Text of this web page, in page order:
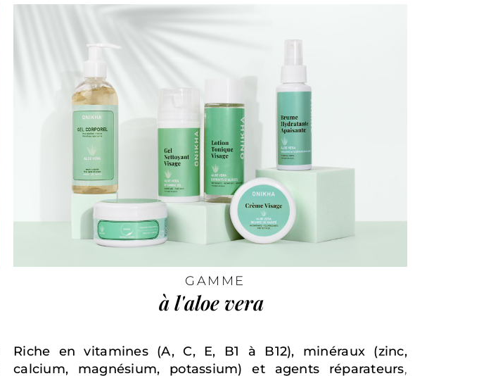
GAMME
à l'aloe vera
Riche en vitamines (A, C, E, B1 à B12), minéraux (zinc,
calcium, magnésium, potassium) et agents réparateurs,